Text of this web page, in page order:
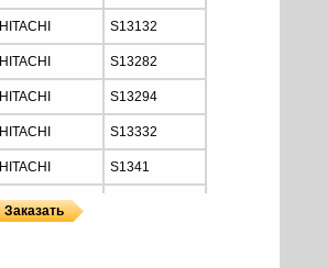
HITACHI S13132
HITACHI S13282
HITACHI S13294
HITACHI S13332
HITACHI S1341